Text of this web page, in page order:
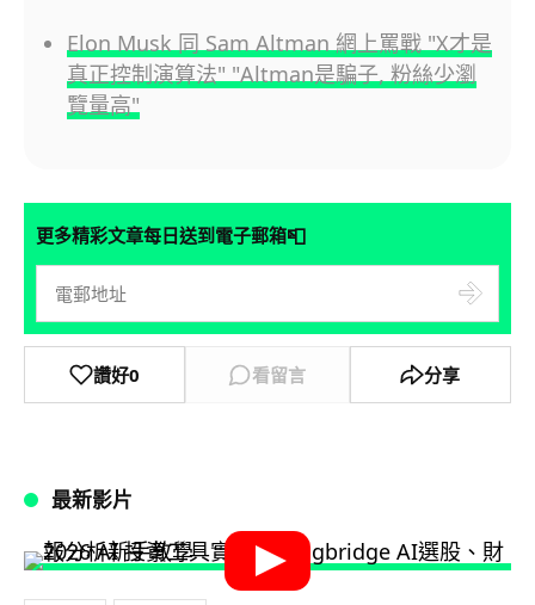
Elon Musk 同 Sam Altman 網上罵戰 "X才是
真正控制演算法" "Altman是騙子, 粉絲少瀏
覽量高"
更多精彩文章每日送到電子郵箱📮
讚好0 看留言 分享
最新影片